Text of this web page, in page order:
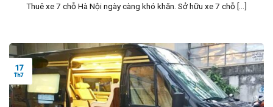
Thuê xe 7 chỗ Hà Nội ngày càng khó khăn. Sở hữu xe 7 chỗ [...]
17
Th7